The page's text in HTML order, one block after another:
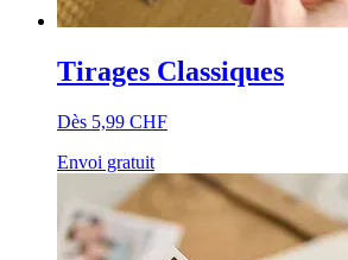
Tirages Classiques
Dès 5,99 CHF
Envoi gratuit